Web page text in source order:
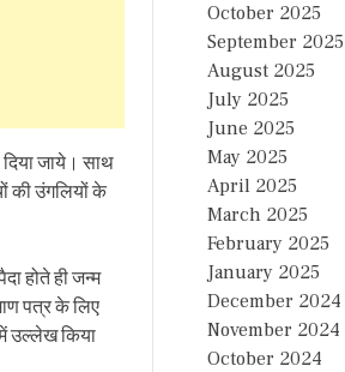
जाये। साथ
की उंगलियों के
होते ही जन्म
पत्र के लिए
में उल्लेख किया
October 2025
September 2025
August 2025
July 2025
June 2025
May 2025
April 2025
March 2025
February 2025
January 2025
December 2024
November 2024
October 2024